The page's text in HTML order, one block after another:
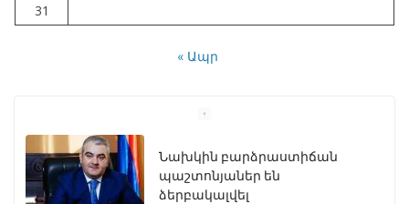
31
« Ապր
Նախկին բարձրաստիճան
պաշտոնյաներ են
ձերբակալվել